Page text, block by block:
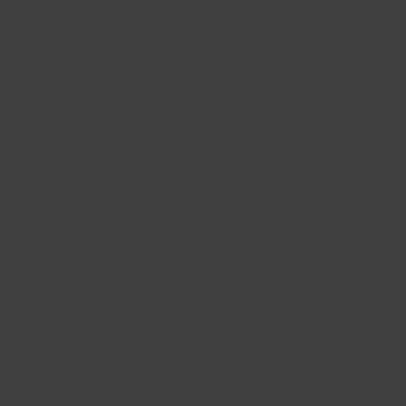
felrode helmknoppen de kale takken.
in het jaar volgt het echte spektakel:
persica kleuren in de herfst naar
maken de boom tot een ware
rand. De takken zijn grillig verspreid,
natuurlijke vorm van de boom.
vorm en de halfopen kroon ontstaat